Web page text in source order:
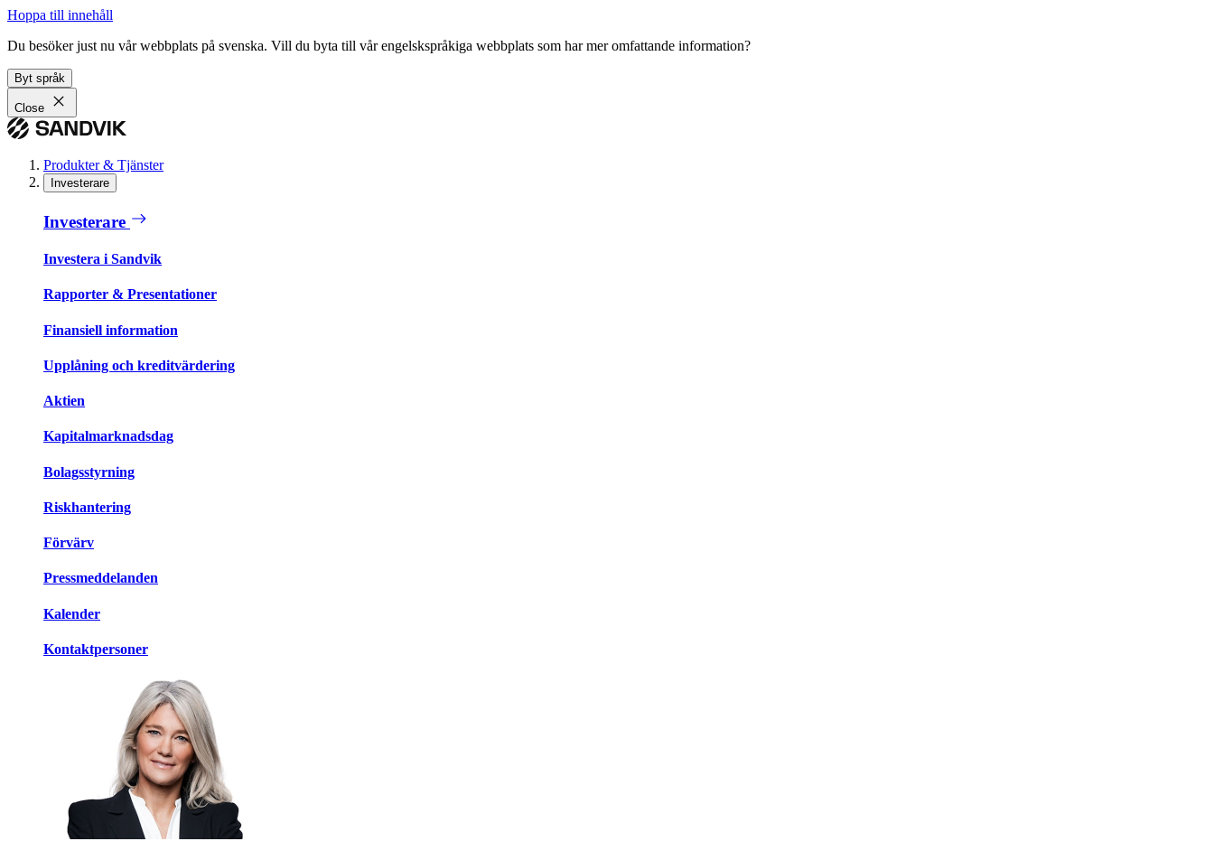
Hoppa till innehåll
Du besöker just nu vår webbplats på svenska. Vill du byta till vår engelskspråkiga webbplats som har mer omfattande information?
Byt språk
Close
Produkter & Tjänster
Investerare
Investerare
Investera i Sandvik
Rapporter & Presentationer
Finansiell information
Upplåning och kreditvärdering
Aktien
Kapitalmarknadsdag
Bolagsstyrning
Riskhantering
Förvärv
Pressmeddelanden
Kalender
Kontaktpersoner